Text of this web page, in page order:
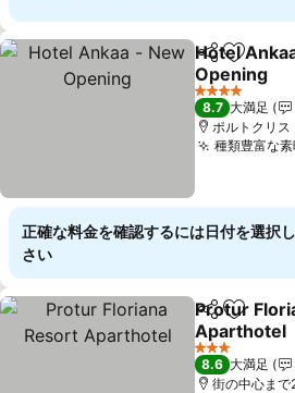
シェアお気に
Hotel
Opening
4 ホテルのランク
8.7 大満足
ポルトクリ
種類豊富な
正確な料金を確認するには日付を選択
さい
シェアお気に
Protur
Aparthotel
3 ホテルのランク
8.6 大満足
街の中心まで